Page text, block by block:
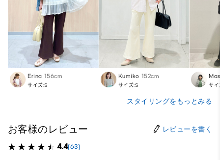
Erina 156cm
サイズ:S
Kumiko 152cm
サイズ:S サイ
スタイリングをもっとみる
お客様のレビュー レビューを書く
4.4(63)